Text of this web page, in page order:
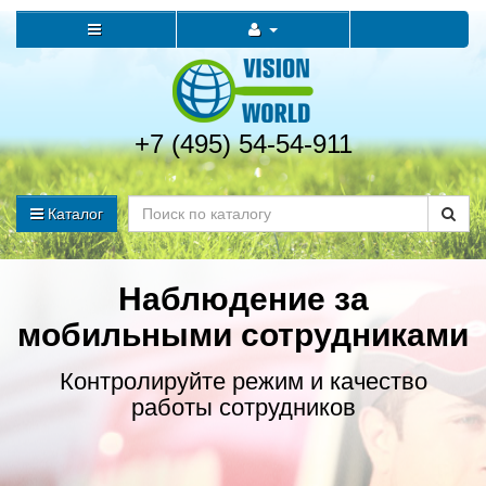
+7 (495) 54-54-911
Каталог
Наблюдение за
мобильными сотрудниками
Контролируйте режим и качество
работы сотрудников